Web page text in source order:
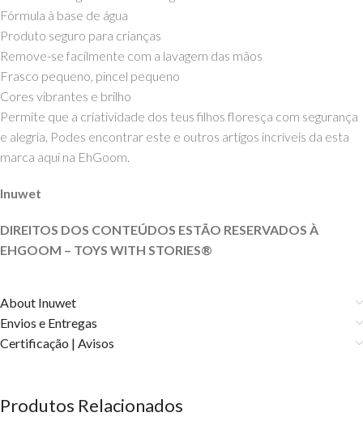
Fórmula à base de água
Produto seguro para crianças
Remove-se facilmente com a lavagem das mãos
Frasco pequeno, pincel pequeno
Cores vibrantes e brilho
Permite que a criatividade dos teus filhos floresça com segurança
e alegria. Podes encontrar este e outros artigos incríveis da esta
marca aqui na EhGoom.
Inuwet
DIREITOS DOS CONTEÚDOS ESTÃO RESERVADOS À
EHGOOM – TOYS WITH STORIES®️
About Inuwet
Envios e Entregas
Certificação | Avisos
Produtos Relacionados